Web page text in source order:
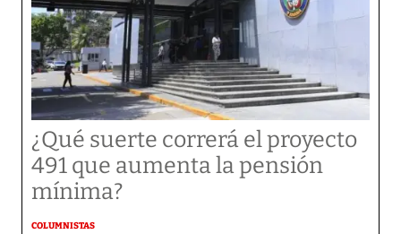
¿Qué suerte correrá el proyecto
491 que aumenta la pensión
mínima?
COLUMNISTAS